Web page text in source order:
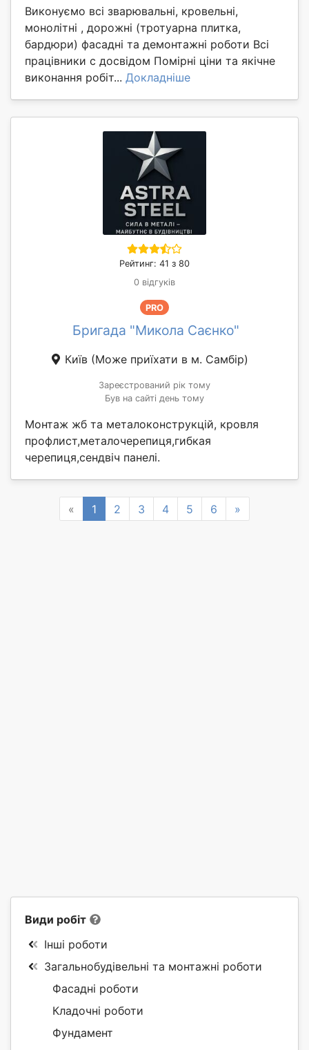
Виконуємо всі зварювальні, кровельні,
монолітні , дорожні (тротуарна плитка,
бардюри) фасадні та демонтажні роботи Всі
працівники с досвідом Помірні ціни та якічне
виконання робіт... Докладніше
Рейтинг: 41 з 80
0 відгуків
PRO
Бригада "Микола Саєнко"
Київ (Може приїхати в м. Самбір)
Зареєстрований рік тому
Був на сайті день тому
Монтаж жб та металоконструкцій, кровля
профлист,металочерепиця,гибкая
черепиця,сендвіч панелі.
« Previous
1 2 3 4 5 6 »
Види робіт
Інші роботи
Загальнобудівельні та монтажні роботи
Фасадні роботи
Кладочні роботи
Фундамент